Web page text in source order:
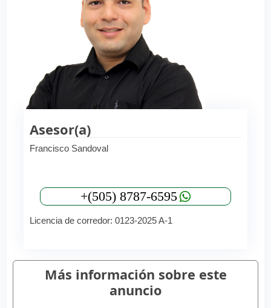
Asesor(a)
Francisco Sandoval
+(505) 8787-6595
Licencia de corredor: 0123-2025 A-1
Más información sobre este
anuncio